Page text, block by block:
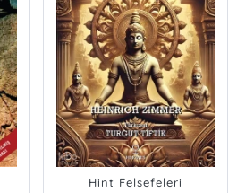
Hint Felsefeleri